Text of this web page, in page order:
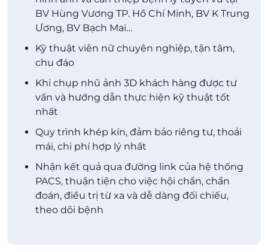
BV Hùng Vương TP. Hồ Chí Minh, BV K Trung
Ương, BV Bạch Mai…
Kỹ thuật viên nữ chuyên nghiệp, tận tâm,
chu đáo
Khi chụp nhũ ảnh 3D khách hàng được tư
vấn và hướng dẫn thực hiện kỹ thuật tốt
nhất
Quy trình khép kín, đảm bảo riêng tư, thoải
mái, chi phí hợp lý nhất
Nhận kết quả qua đường link của hệ thống
PACS, thuận tiện cho việc hội chẩn, chẩn
đoán, điều trị từ xa và dễ dàng đối chiếu,
theo dõi bệnh